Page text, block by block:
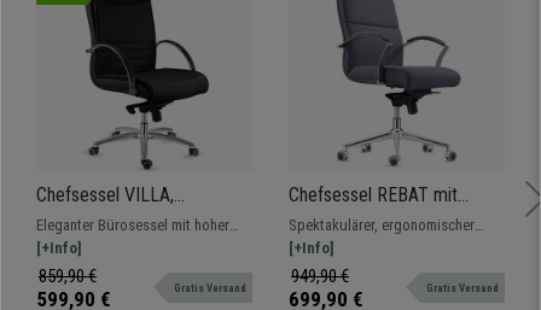
Chefsessel VILLA,
Wippmechanik, hohe
Rückenlehne, Lederbezug,
Farbe Schwarz
Eleganter Bürosessel mit hoher
Rückenlehne und dicker
Polsterung, sehr bequem und
hochwertig verarbeitet.
[+Info]
859,90 €
599,90 € Gratis Versand
Chefsessel REBAT mit
Stoffbezug, Wippfunktion,
Qualität und Design, Farbe
Grau
Spektakulärer, ergonomischer
Chefsessel mit Wippfunktion,
makelloses Design und
Verarbeitung.
[+Info]
949,90 €
699,90 € Gratis Versand